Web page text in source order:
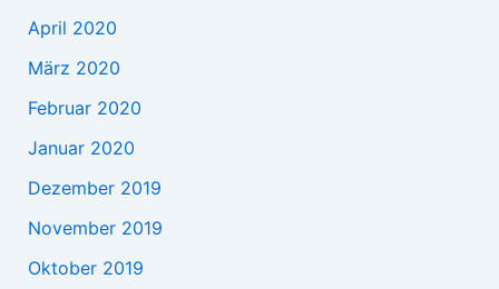
April 2020
März 2020
Februar 2020
Januar 2020
Dezember 2019
November 2019
Oktober 2019